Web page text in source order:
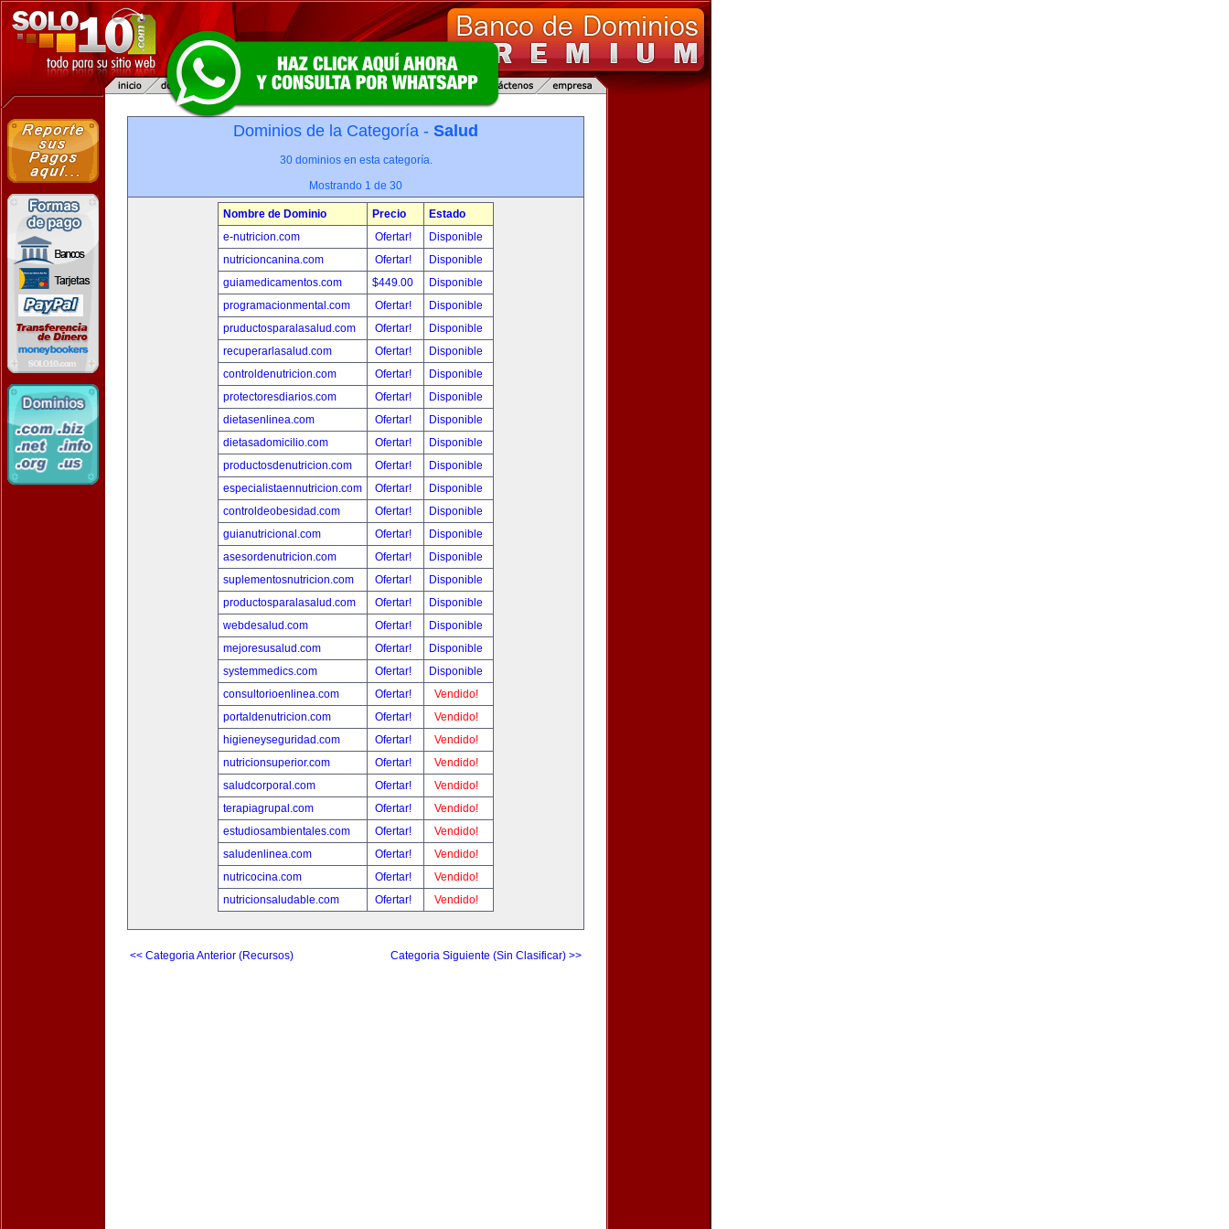
Dominios de la Categoría - Salud
30 dominios en esta categoría.
Mostrando 1 de 30
Nombre de Dominio Precio
Estado
e-nutricion.com
Ofertar!
Disponible
nutricioncanina.com
Ofertar!
Disponible
guiamedicamentos.com
$449.00
Disponible
programacionmental.com
Ofertar!
Disponible
pruductosparalasalud.com
Ofertar!
Disponible
recuperarlasalud.com
Ofertar!
Disponible
controldenutricion.com
Ofertar!
Disponible
protectoresdiarios.com
Ofertar!
Disponible
dietasenlinea.com
Ofertar!
Disponible
dietasadomicilio.com
Ofertar!
Disponible
productosdenutricion.com
Ofertar!
Disponible
especialistaennutricion.com
Ofertar!
Disponible
controldeobesidad.com
Ofertar!
Disponible
guianutricional.com
Ofertar!
Disponible
asesordenutricion.com
Ofertar!
Disponible
suplementosnutricion.com
Ofertar!
Disponible
productosparalasalud.com
Ofertar!
Disponible
webdesalud.com
Ofertar!
Disponible
mejoresusalud.com
Ofertar!
Disponible
systemmedics.com
Ofertar!
Disponible
consultorioenlinea.com
Ofertar!
Vendido!
portaldenutricion.com
Ofertar!
Vendido!
higieneyseguridad.com
Ofertar!
Vendido!
nutricionsuperior.com
Ofertar!
Vendido!
saludcorporal.com
Ofertar!
Vendido!
terapiagrupal.com
Ofertar!
Vendido!
estudiosambientales.com
Ofertar!
Vendido!
saludenlinea.com
Ofertar!
Vendido!
nutricocina.com
Ofertar!
Vendido!
nutricionsaludable.com
Ofertar! Vendido!
<< Categoria Anterior (Recursos) Categoria Siguiente (Sin Clasificar) >>